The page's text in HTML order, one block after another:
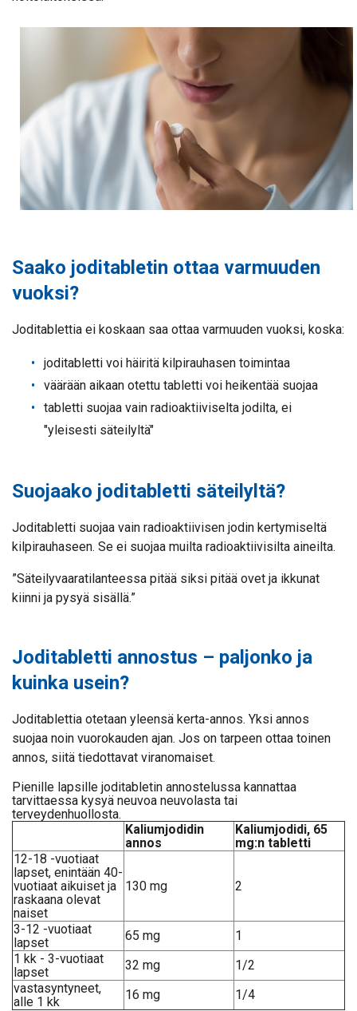
Saako joditabletin ottaa varmuuden
vuoksi?
Joditablettia ei koskaan saa ottaa varmuuden vuoksi, koska:
joditabletti voi häiritä kilpirauhasen toimintaa
väärään aikaan otettu tabletti voi heikentää suojaa
tabletti suojaa vain radioaktiiviselta jodilta, ei
"yleisesti säteilyltä"
Suojaako joditabletti säteilyltä?
Joditabletti suojaa vain radioaktiivisen jodin kertymiseltä
kilpirauhaseen. Se ei suojaa muilta radioaktiivisilta aineilta.
”Säteilyvaaratilanteessa pitää siksi pitää ovet ja ikkunat
kiinni ja pysyä sisällä.”
Joditabletti annostus – paljonko ja
kuinka usein?
Joditablettia otetaan yleensä kerta-annos. Yksi annos
suojaa noin vuorokauden ajan. Jos on tarpeen ottaa toinen
annos, siitä tiedottavat viranomaiset.
Pienille lapsille joditabletin annostelussa kannattaa
tarvittaessa kysyä neuvoa neuvolasta tai
terveydenhuollosta.
Kaliumjodidin
annos
Kaliumjodidi, 65
mg:n tabletti
12-18 -vuotiaat
lapset, enintään 40-
vuotiaat aikuiset ja
raskaana olevat
naiset
130 mg 2
3-12 -vuotiaat
lapset
65 mg
1
1 kk - 3-vuotiaat
lapset
32 mg
1/2
vastasyntyneet,
alle 1 kk
16 mg 1/4